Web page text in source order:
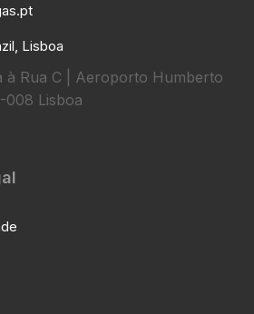
Lisboa
à Rua C | Aeroporto Humberto
008 Lisboa